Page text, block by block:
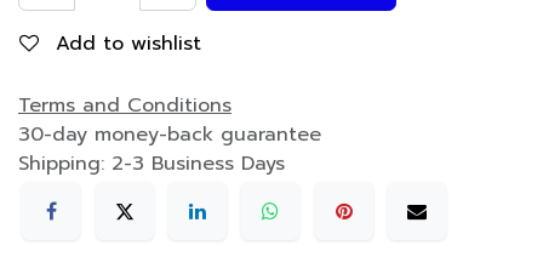
Add to wishlist
Terms and Conditions
30-day money-back guarantee
Shipping: 2-3 Business Days